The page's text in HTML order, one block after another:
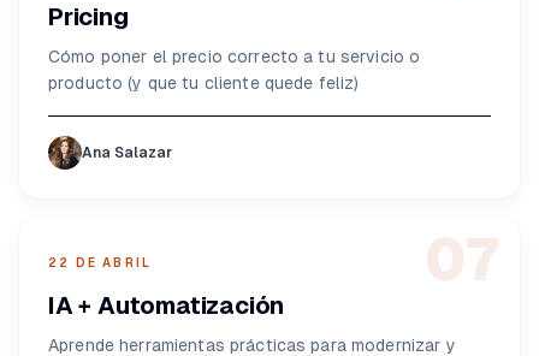
Pricing
Cómo poner el precio correcto a tu servicio o
producto (y que tu cliente quede feliz)
Ana Salazar
07
22 DE ABRIL
IA + Automatización
Aprende herramientas prácticas para modernizar y